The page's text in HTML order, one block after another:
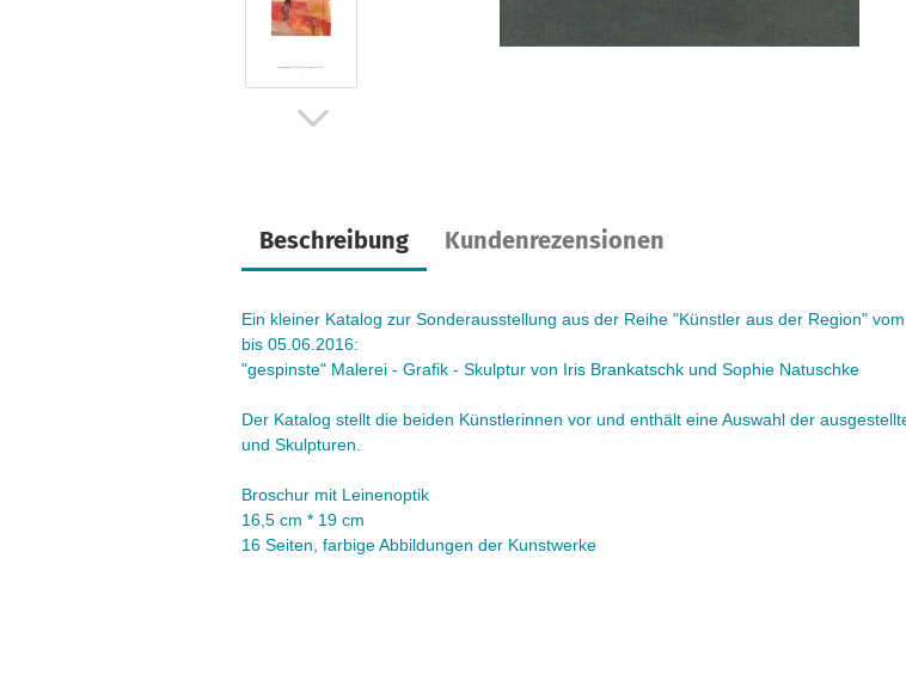
Beschreibung Kundenrezensionen
Ein kleiner Katalog zur Sonderausstellung aus der Reihe "Künstler aus der Region" vom
bis 05.06.2016:
"gespinste" Malerei - Grafik - Skulptur von Iris Brankatschk und Sophie Natuschke
Der Katalog stellt die beiden Künstlerinnen vor und enthält eine Auswahl der
und Skulpturen.
Broschur mit Leinenoptik
16,5 cm * 19 cm
16 Seiten, farbige Abbildungen der Kunstwerke